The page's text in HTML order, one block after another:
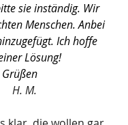
sie inständig. Wir
Menschen. Anbei
Ich hoffe
Lösung!
H. M.